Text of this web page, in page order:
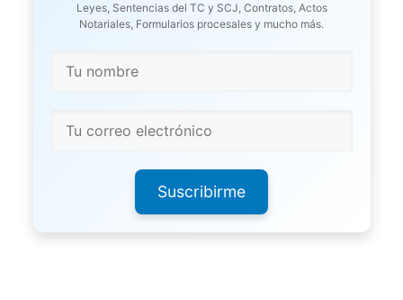
Leyes, Sentencias del TC y SCJ, Contratos, Actos
Notariales, Formularios procesales y mucho más.
Suscribirme